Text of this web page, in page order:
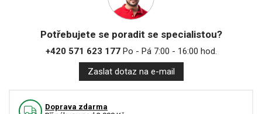
Potřebujete se poradit se specialistou?
+420 571 623 177Po - Pá 7:00 - 16:00 hod.
Zaslat dotaz na e-mail
Doprava zdarma